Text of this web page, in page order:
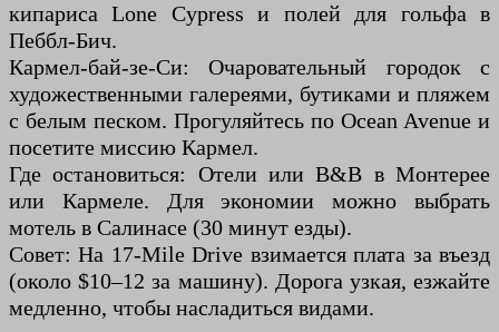
кипариса Lone Cypress и полей для гольфа в
Пеббл-Бич.
Кармел-бай-зе-Си: Очаровательный городок с
художественными галереями, бутиками и пляжем
с белым песком. Прогуляйтесь по Ocean Avenue и
посетите миссию Кармел.
Где остановиться: Отели или B&B в Монтерее
или Кармеле. Для экономии можно выбрать
мотель в Салинасе (30 минут езды).
Совет: На 17-Mile Drive взимается плата за въезд
(около $10–12 за машину). Дорога узкая, езжайте
медленно, чтобы насладиться видами.